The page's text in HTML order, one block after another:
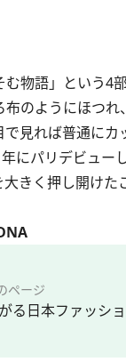
物語」という4
のようにほつ
見れば普通に
パリデビュー
きく押し開け
ページ
る日本ファッシ